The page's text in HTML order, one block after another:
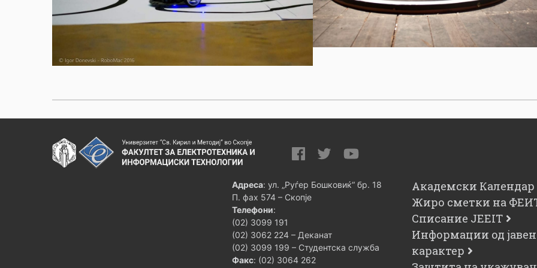
Адреса: ул. „Руѓер Бошковиќ“ бр. 18
П. фах 574 – Скопје
Телефони:
(02) 3099 191
(02) 3062 224 – Деканат
(02) 3099 199 – Студентска служба
Факс: (02) 3064 262
Академски Календар
Жиро сметки на
Списание JEEIT
Информации од јавен
карактер